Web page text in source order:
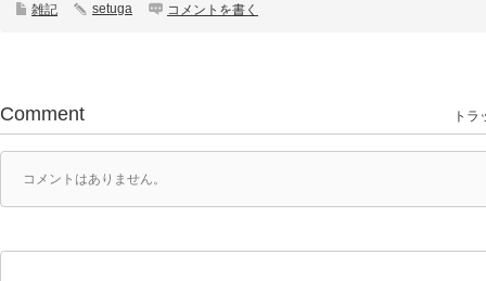
雑記 setuga コメントを書く
Comment トラ
コメントはありません。